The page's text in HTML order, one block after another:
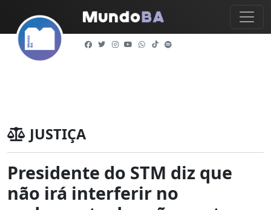
JUSTIÇA
Presidente do STM diz que
não irá interferir no